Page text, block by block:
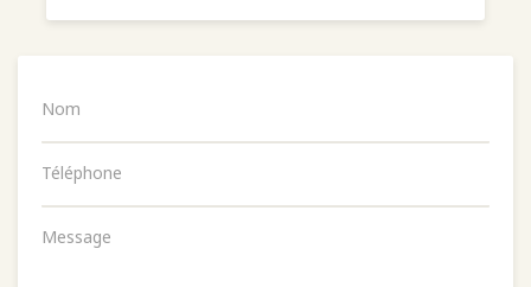
Nom
Téléphone
Message